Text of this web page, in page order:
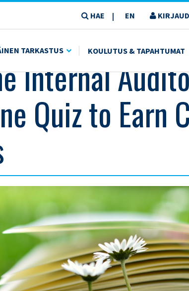
HAE | EN
TARKASTUS KOULUTUS & TAPAHTUMAT
CPE CREDITS
Internal
Quiz to Earn